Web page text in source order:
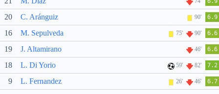
20 C. Aránguiz 90' 6.9
16 M. Sepulveda 75' 90' 6.6
19 J. Altamirano 46' 6.6
18 L. Di Yorio 59' 82' 7.2
9 L. Fernandez 26' 46' 6.7